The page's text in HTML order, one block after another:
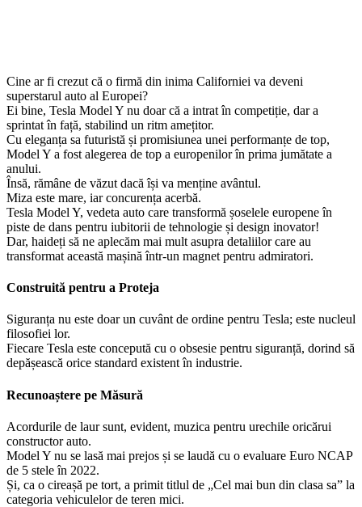
Cine ar fi crezut că o firmă din inima Californiei va deveni
superstarul auto al Europei?
Ei bine, Tesla Model Y nu doar că a intrat în competiție, dar a
sprintat în față, stabilind un ritm amețitor.
Cu eleganța sa futuristă și promisiunea unei performanțe de top,
Model Y a fost alegerea de top a europenilor în prima jumătate a
anului.
Însă, rămâne de văzut dacă își va menține avântul.
Miza este mare, iar concurența acerbă.
Tesla Model Y, vedeta auto care transformă șoselele europene în
piste de dans pentru iubitorii de tehnologie și design inovator!
Dar, haideți să ne aplecăm mai mult asupra detaliilor care au
transformat această mașină într-un magnet pentru admiratori.
Construită pentru a Proteja
Siguranța nu este doar un cuvânt de ordine pentru Tesla; este nucleul
filosofiei lor.
Fiecare Tesla este concepută cu o obsesie pentru siguranță, dorind să
depășească orice standard existent în industrie.
Recunoaștere pe Măsură
Acordurile de laur sunt, evident, muzica pentru urechile oricărui
constructor auto.
Model Y nu se lasă mai prejos și se laudă cu o evaluare Euro NCAP
de 5 stele în 2022.
Și, ca o cireașă pe tort, a primit titlul de „Cel mai bun din clasa sa” la
categoria vehiculelor de teren mici.